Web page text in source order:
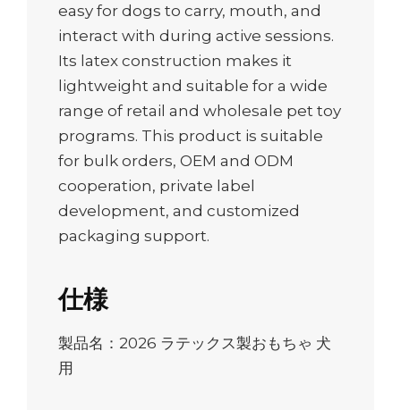
easy for dogs to carry, mouth, and
interact with during active sessions.
Its latex construction makes it
lightweight and suitable for a wide
range of retail and wholesale pet toy
programs. This product is suitable
for bulk orders, OEM and ODM
cooperation, private label
development, and customized
packaging support.
仕様
製品名：2026 ラテックス製おもちゃ 犬
用